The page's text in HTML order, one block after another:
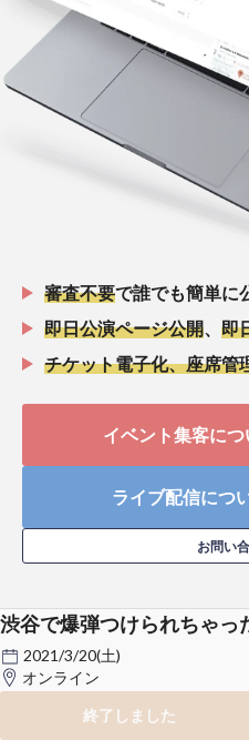
審査不要で誰でも簡単に
即日公演ページ公開
即
チケット電子化、座席管
イベント集客に
ライブ配信につ
お問い
渋谷で爆弾つけられちゃっ
2021/3/20(土)
オンライン
終了しました